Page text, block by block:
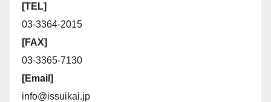
[TEL]
03-3364-2015
[FAX]
03-3365-7130
[Email]
info@issuikai.jp